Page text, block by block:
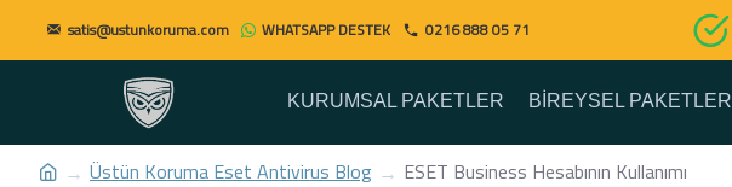
satis@ustunkoruma.com WHATSAPP DESTEK 0216 888 05 71
KURUMSAL PAKETLER BIREYSEL PAKETLER
Üstün Koruma Eset Antivirus Blog ESET Business Hesabının Kullanımı